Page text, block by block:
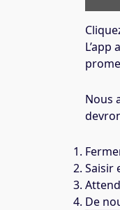
Nous
Saisir
De